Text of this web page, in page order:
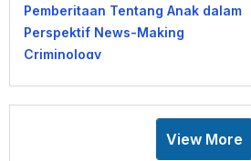
Pemberitaan Tentang Anak dalam
Perspektif News-Making
Criminology
View More